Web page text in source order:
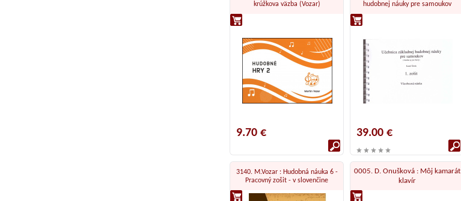
krúžkova väzba (Vozar)
9.70 €
hudobnej náuky pre samoukov
39.00 €
3140. M.Vozar : Hudobná náuka 6 -
Pracovný zošit - v slovenčine
0005. D. Onušková : Môj kamarát
klavír